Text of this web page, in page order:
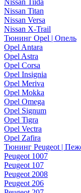
Nissan Tiida
Nissan Titan
Nissan Versa
Nissan X-Trail
Тюнинг Opel | Опель
Opel Antara
Opel Astra
Opel Corsa
Opel Insignia
Opel Meriva
Opel Mokka
Opel Omega
Opel Signum
Opel Tigra
Opel Vectra
Opel Zafira
Тюнинг Peugeot |
Peugeot 1007
Peugeot 107
Peugeot 2008
Peugeot 206